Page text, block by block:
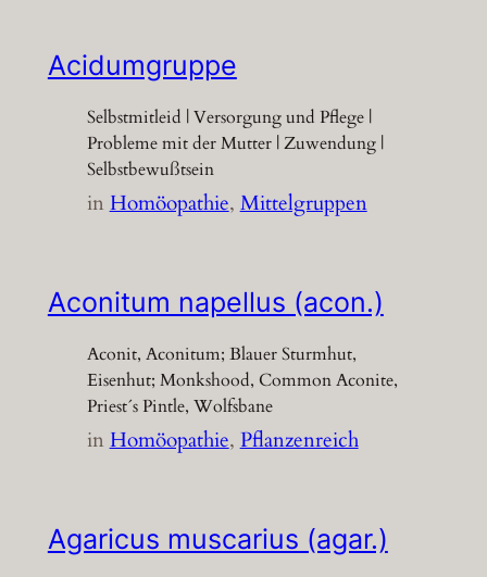
Acidumgruppe
Selbstmitleid | Versorgung und Pflege |
Probleme mit der Mutter | Zuwendung |
Selbstbewußtsein
inHomöopathie, Mittelgruppen
Aconitum napellus (acon.)
Aconit, Aconitum; Blauer Sturmhut,
Eisenhut; Monkshood, Common Aconite,
Priest´s Pintle, Wolfsbane
inHomöopathie, Pflanzenreich
Agaricus muscarius (agar.)